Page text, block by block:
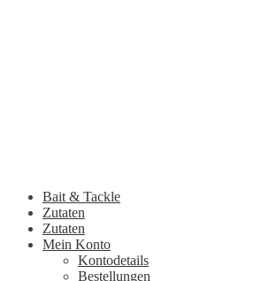
Bait & Tackle
Zutaten
Zutaten
Mein Konto
Kontodetails
Bestellungen